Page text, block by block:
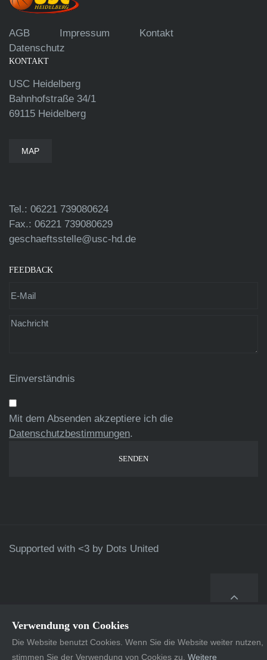
AGB Impressum
Kontakt
Datenschutz
KONTAKT
USC Heidelberg
Bahnhofstraße 34/1
69115 Heidelberg
MAP
Tel.: 06221 739080624
Fax.: 06221 739080629
geschaeftsstelle@usc-hd.de
FEEDBACK
Einverständnis
Mit dem Absenden akzeptiere ich die
Datenschutzbestimmungen.
Supported with <3 by Dots United
Verwendung von Cookies
Die Website benutzt Cookies. Wenn Sie die Website weiter nutzen,
stimmen Sie der Verwendung von Cookies zu. Weitere